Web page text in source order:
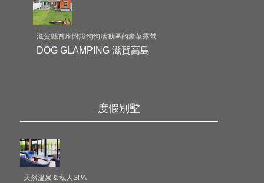
滋賀縣首座附設狗狗活動區的豪華露營
DOG GLAMPING 滋賀高島
度假別墅
天然溫泉＆私人SPA